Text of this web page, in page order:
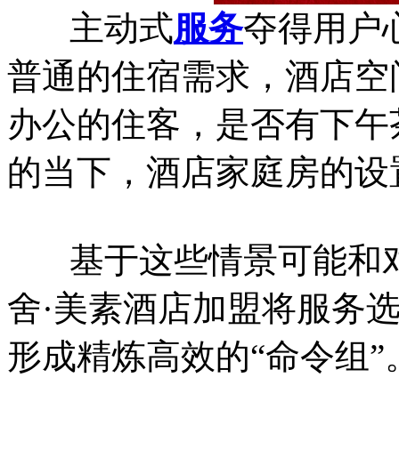
主动式服务夺得用户
普通的住宿需求，酒店
办公的住客，是否有下
的当下，酒店家庭房的
基于这些情景可能和
舍·美素酒店加盟将服务
形成精炼高效的“命令组”